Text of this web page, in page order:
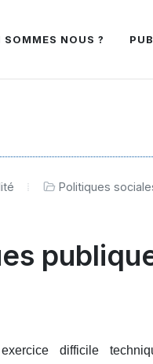
SOMMES NOUS ?
Politiques
difficile